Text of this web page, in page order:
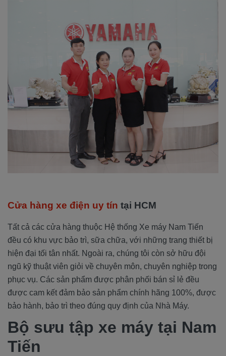
Cửa hàng xe điện uy tín tại HCM
Tất cả các cửa hàng thuộc Hệ thống Xe máy Nam Tiến
đều có khu vực bảo trì, sữa chữa, với những trang thiết bị
hiện đại tối tân nhất. Ngoài ra, chúng tôi còn sở hữu đội
ngũ kỹ thuật viên giỏi về chuyên môn, chuyên nghiệp trong
phục vụ. Các sản phẩm được phân phối bán sỉ lẻ đều
được cam kết đảm bảo sản phẩm chính hãng 100%, được
bảo hành, bảo trì theo đúng quy định của Nhà Máy.
Bộ sưu tập xe máy tại Nam
Tiến